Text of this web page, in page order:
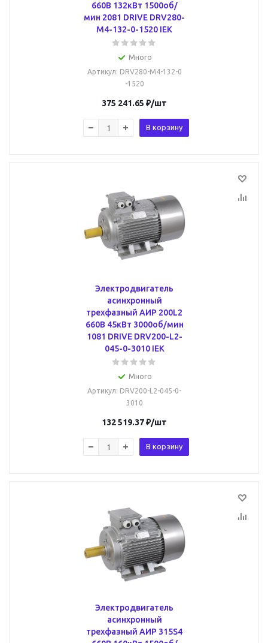
660В 132кВт 1500об/
мин 2081 DRIVE DRV280-
M4-132-0-1520 IEK
Много
Артикул: DRV280-M4-132-0
-1520
375 241.65 ₽/шт
В корзину
Электродвигатель
асинхронный
трехфазный АИР 200L2
660В 45кВт 3000об/мин
1081 DRIVE DRV200-L2-
045-0-3010 IEK
Много
Артикул: DRV200-L2-045-0-
3010
132 519.37₽/шт
В корзину
Электродвигатель
асинхронный
трехфазный АИР 315S4